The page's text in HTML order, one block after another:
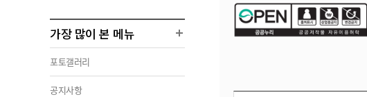
가장 많이 본 메뉴
포토갤러리
공지사항